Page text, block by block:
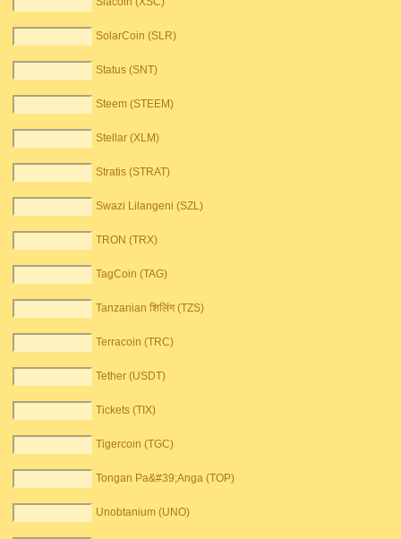
SolarCoin (SLR)
Status (SNT)
Steem (STEEM)
Stellar (XLM)
Stratis (STRAT)
Swazi Lilangeni (SZL)
TRON (TRX)
TagCoin (TAG)
Tanzanian शिलिंग (TZS)
Terracoin (TRC)
Tether (USDT)
Tickets (TIX)
Tigercoin (TGC)
Tongan Pa&#39;Anga (TOP)
Unobtanium (UNO)